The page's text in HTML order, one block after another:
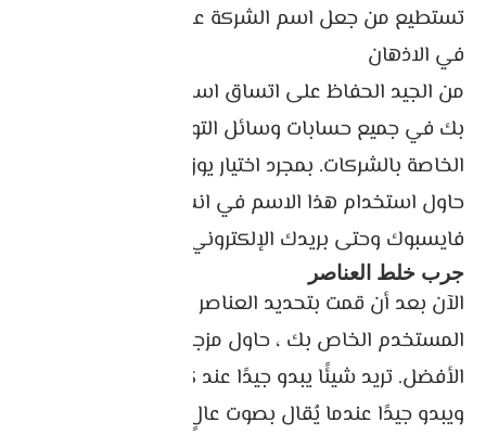
تستطيع من جعل اسم الشركة علامة تجارية محفوظة
في الاذهان
من الجيد الحفاظ على اتساق اسم المستخدم الخاص
بك في جميع حسابات وسائل التواصل الاجتماعي
الخاصة بالشركات. بمجرد اختيار يوزر نيم
حاول استخدام هذا الاسم في انستقرام و تويتر و
فايسبوك وحتى بريدك الإلكتروني.
جرب خلط العناصر
الآن بعد أن قمت بتحديد العناصر التي تريدها في اسم
المستخدم الخاص بك ، حاول مزجها لمعرفة أيها يبدو
الأفضل. تريد شيئًا يبدو جيدًا عند كتابته ، يسهل تذكره
ويبدو جيدًا عندما يُقال بصوت عالٍ. خاصة بالنسبة